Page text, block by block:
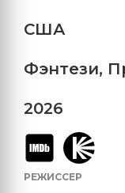
США
Фэнтези,
2026
РЕЖИССЕР